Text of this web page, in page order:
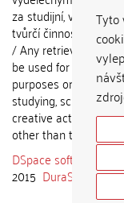
za studijní, vědeckou
tvůrčí činnost jiné
/ Any retrieved
be used for any
purposes or claimed
studying, scientific or
creative activities of
other than the author.
DSpace software
2015 DuraSpace